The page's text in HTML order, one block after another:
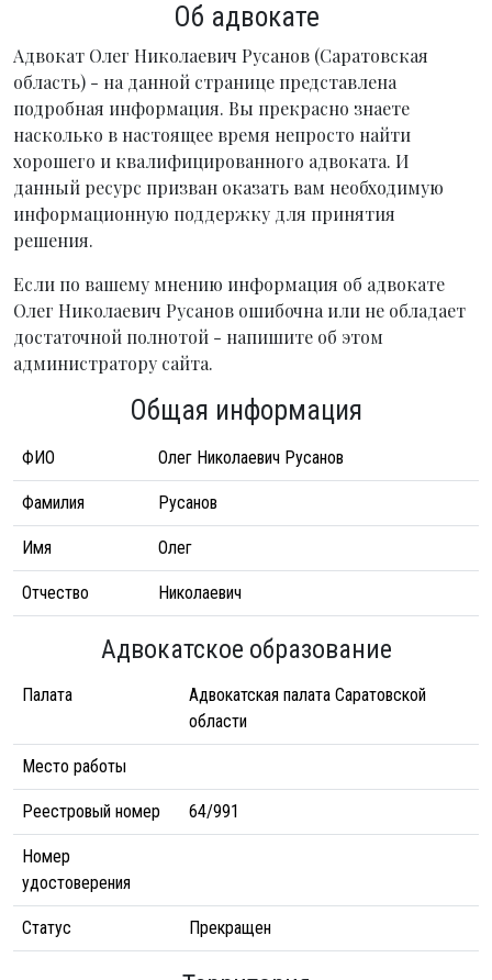
Об адвокате
Адвокат Олег Николаевич Русанов (Саратовская
область) - на данной странице представлена
подробная информация. Вы прекрасно знаете
насколько в настоящее время непросто найти
хорошего и квалифицированного адвоката. И
данный ресурс призван оказать вам необходимую
информационную поддержку для принятия
решения.
Если по вашему мнению информация об адвокате
Олег Николаевич Русанов ошибочна или не обладает
достаточной полнотой - напишите об этом
администратору сайта.
Общая информация
ФИО Олег Николаевич Русанов
Фамилия Русанов
Имя Олег
Отчество Николаевич
Адвокатское образование
Палата
Адвокатская палата Саратовской
области
Место работы
Реестровый номер 64/991
Номер
удостоверения
Статус Прекращен